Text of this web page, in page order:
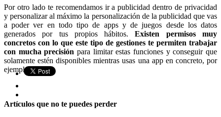
Por otro lado te recomendamos ir a publicidad dentro de privacidad
y personalizar al máximo la personalización de la publicidad que vas
a poder ver en todo tipo de apps y de juegos desde los datos
generados por tus propios hábitos.Existen permisos muy
concretos con lo que este tipo de gestiones te permiten trabajar
con mucha precisión para limitar estas funciones y conseguir que
solamente estén disponibles mientras usas una app en concreto, por
ejemplo.
Artículos que no te puedes perder